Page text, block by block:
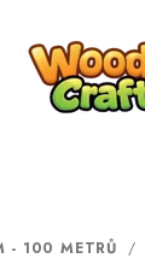
- 100 METRŮ /